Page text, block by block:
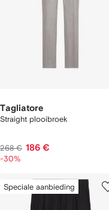
Tagliatore
Straight plooibroek
268 € 186 €
-30%
Speciale aanbieding